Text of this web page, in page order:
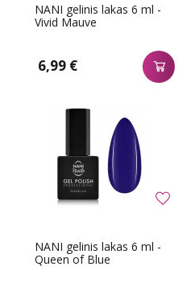
NANI gelinis lakas 6 ml -
Vivid Mauve
6,99 €
NANI gelinis lakas 6 ml -
Queen of Blue